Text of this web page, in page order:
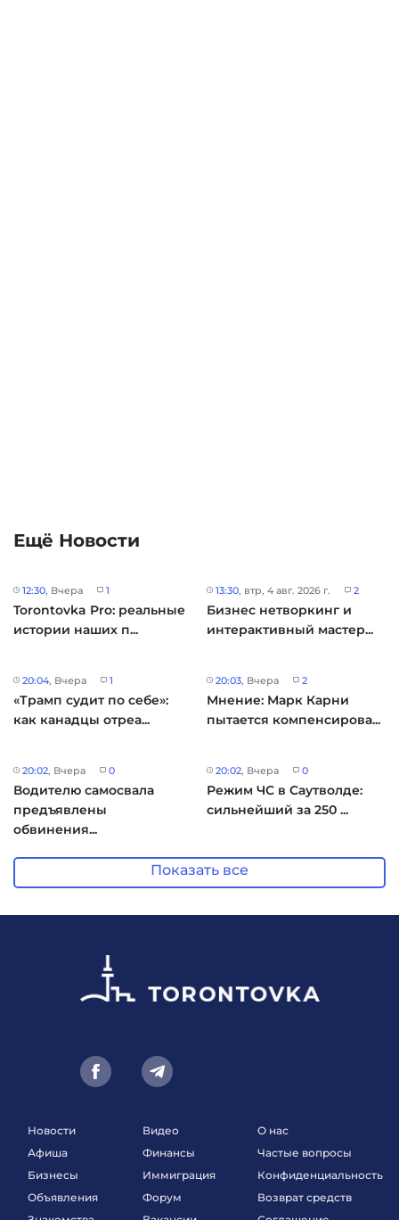
Ещё Новости
12:30, Вчера 1
Torontovka Pro: реальные
истории наших п...
13:30, втр, 4 авг. 2026 г. 2
Бизнес нетворкинг и
интерактивный мастер...
20:04, Вчера 1
«Трамп судит по себе»:
как канадцы отреа...
20:03, Вчера 2
Мнение: Марк Карни
пытается компенсирова...
20:02, Вчера 0
Водителю самосвала
предъявлены
обвинения...
20:02, Вчера 0
Режим ЧС в Саутволде:
сильнейший за 250 ...
Показать все
Новости
Афиша
Бизнесы
Объявления
Видео
Финансы
Иммиграция
Форум
О нас
Частые вопросы
Конфиденциальность
Возврат средств